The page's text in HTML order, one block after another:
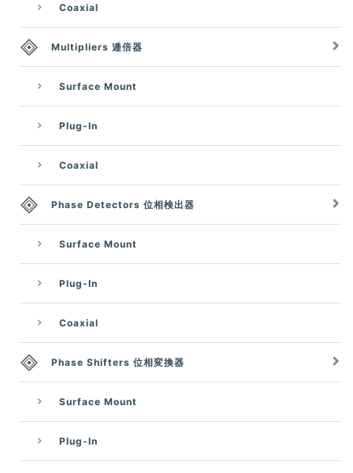
Coaxial
Multipliers 逓倍器
Surface Mount
Plug-In
Coaxial
Phase Detectors 位相検出器
Surface Mount
Plug-In
Coaxial
Phase Shifters 位相変換器
Surface Mount
Plug-In